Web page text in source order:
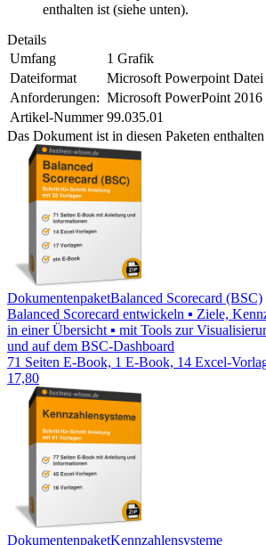
enthalten ist (siehe unten).
Details
Umfang
1 Grafik
Dateiformat
Microsoft Powerpoint Datei
Anforderungen: Microsoft PowerPoint 2016
Artikel-Nummer 99.035.01
Das Dokument ist in diesen Paketen enthalten
DokumentenpaketBalanced Scorecard (BSC)
Balanced Scorecard entwickeln ▪ Ziele,
in einer Übersicht ▪ mit Tools zur
und auf dem BSC-Dashboard
71 Seiten E-Book, 1 E-Book, 14 Excel-
17,80
DokumentenpaketKennzahlensysteme